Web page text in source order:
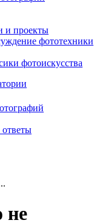
и проекты
фототехники
фотоискусства
не